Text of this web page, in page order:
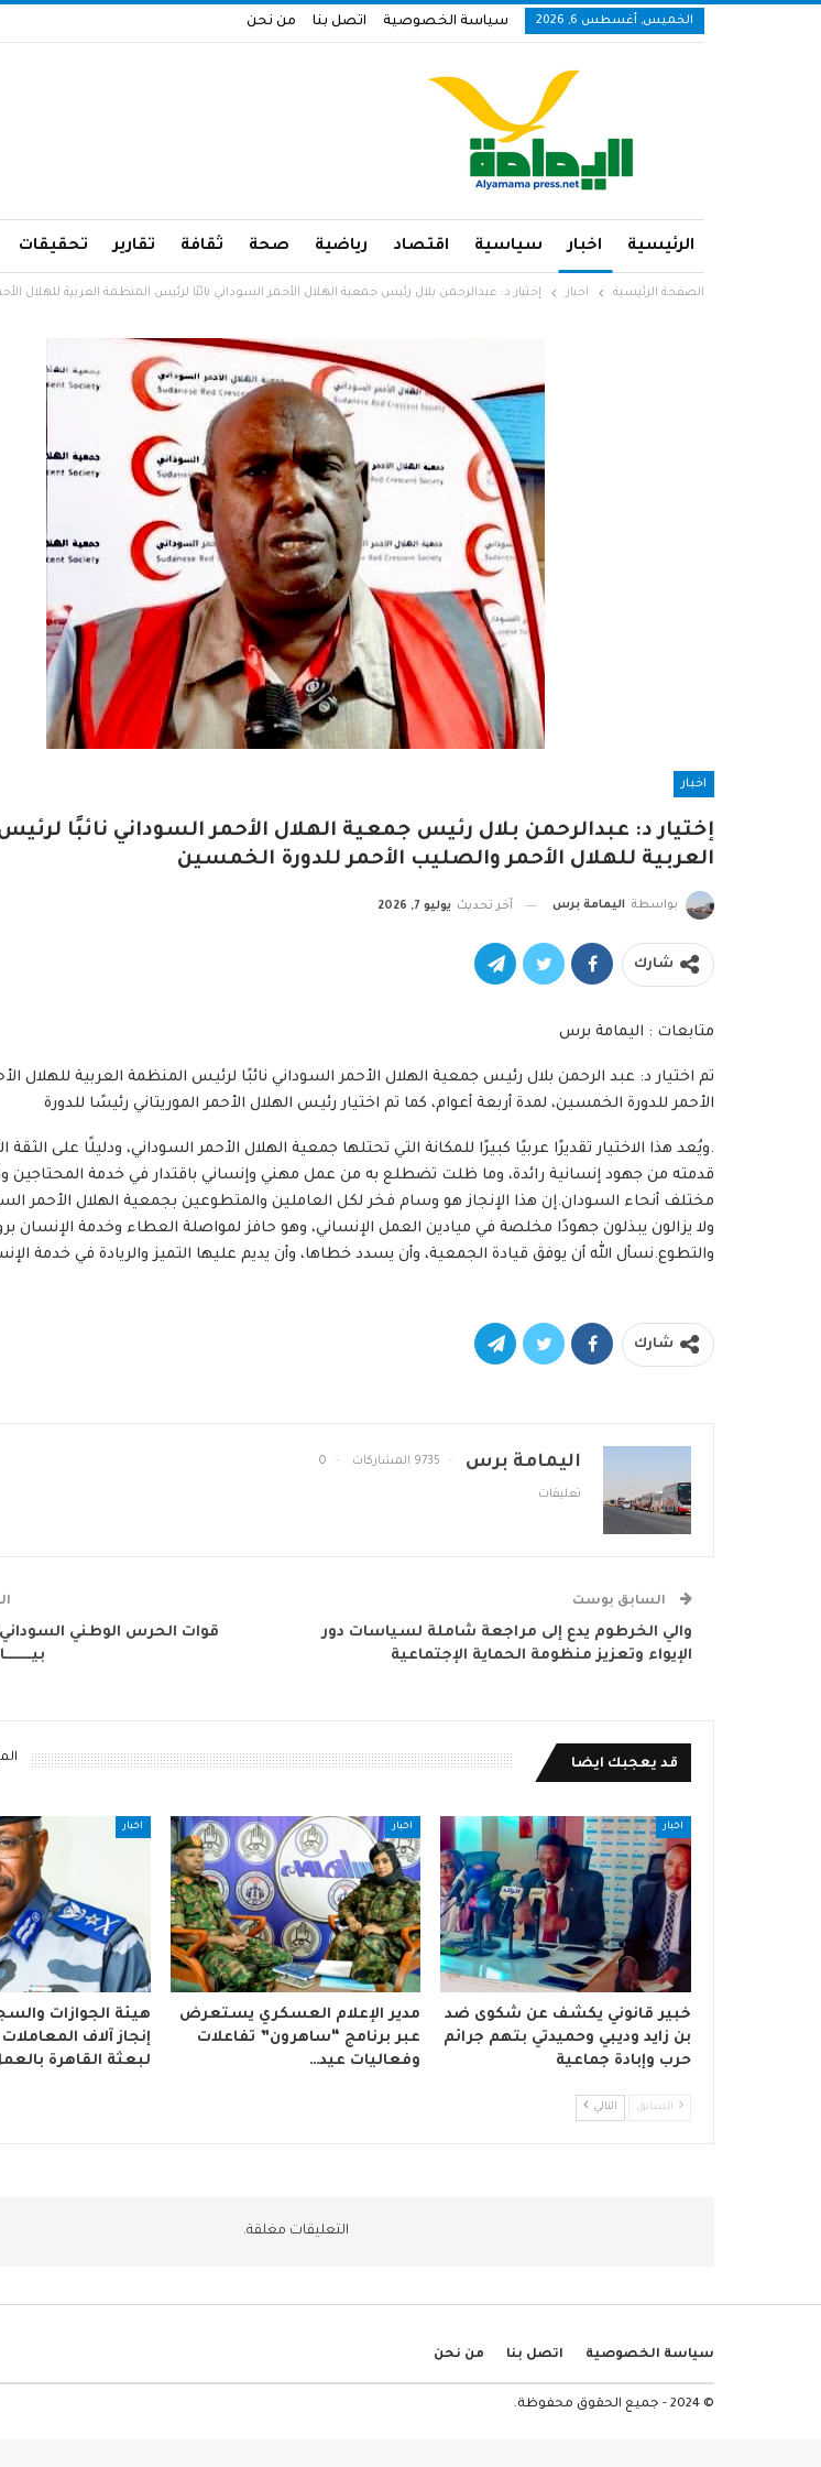
الخميس, أغسطس 6, 2026 سياسة الخصوصية اتصل بنا من نحن
الرئيسية اخبار سياسية اقتصاد رياضية صحة ثقافة تقارير تحقيقات
الصفحة الرئيسية اخبار إختيار د: عبدالرحمن بلال رئيس جمعية الهلال الأحمر السوداني نائبًا لرئيس المنظمة العربية للهلال
اخبار
إختيار د: عبدالرحمن بلال رئيس جمعية الهلال الأحمر السوداني نائبًا
العربية للهلال الأحمر والصليب الأحمر للدورة الخمسين
بواسطة اليمامة برس آخر تحديث يوليو 7, 2026
شارك
متابعات : اليمامة برس
تم اختيار د: عبد الرحمن بلال رئيس جمعية الهلال الأحمر السوداني نائبًا لرئيس المنظمة العربية للهلال
الأحمر للدورة الخمسين، لمدة أربعة أعوام، كما تم اختيار رئيس الهلال الأحمر الموريتاني رئيسًا للدورة
.ويُعد هذا الاختيار تقديرًا عربيًا كبيرًا للمكانة التي تحتلها جمعية الهلال الأحمر السوداني، ودليلًا على
قدمته من جهود إنسانية رائدة، وما ظلت تضطلع به من عمل مهني وإنساني باقتدار في خدمة المحتاجين
مختلف أنحاء السودان.إن هذا الإنجاز هو وسام فخر لكل العاملين والمتطوعين بجمعية الهلال الأحمر
ولا يزالون يبذلون جهودًا مخلصة في ميادين العمل الإنساني، وهو حافز لمواصلة العطاء وخدمة الإنسان
والتطوع.نسأل الله أن يوفق قيادة الجمعية، وأن يسدد خطاها، وأن يديم عليها التميز والريادة في خدمة
شارك
اليمامة برس 9735 المشاركات 0
تعليقات
السابق بوست
والي الخرطوم يدع إلى مراجعة شاملة لسياسات دور
الإيواء وتعزيز منظومة الحماية الإجتماعية
قوات الحرس الوطني
قد يعجبك ايضا
اخبار
خبير قانوني يكشف عن شكوى ضد
بن زايد وديبي وحميدتي بتهم جرائم
حرب وإبادة جماعية
اخبار
مدير الإعلام العسكري يستعرض
عبر برنامج “ساهرون” تفاعلات
وفعاليات عيد…
اخبار
هيئة الجوازات
إنجاز آلاف
لبعثة القاهرة
السابق التالي
التعليقات مغلقة.
سياسة الخصوصية اتصل بنا من نحن
© 2024 - جميع الحقوق محفوظة.